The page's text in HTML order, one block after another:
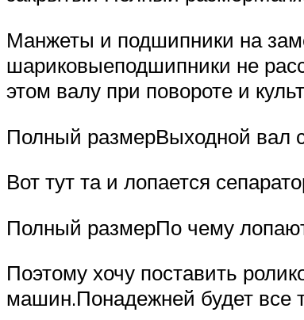
Манжеты и подшипники на
шариковыеподшипники не
этом валу при повороте и
Полный размерВыходной вал
Вот тут та и лопается
Полный размерПо чему
Поэтому хочу поставить
машин.Понадежней будет все